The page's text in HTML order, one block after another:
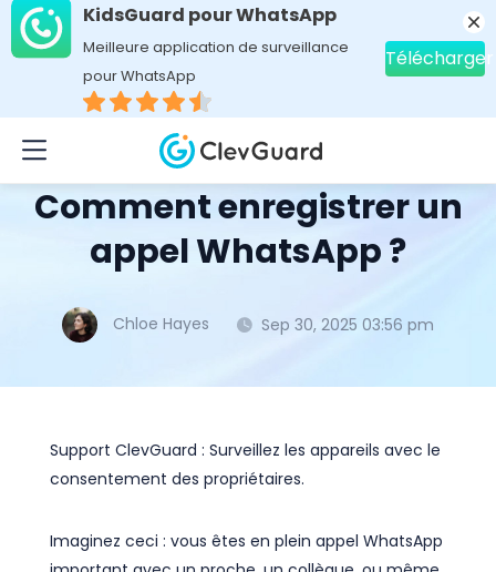
Home Astuces applis sociales
Comment enregistrer un
appel WhatsApp ?
Chloe Hayes Sep 30, 2025 03:56 pm
Support ClevGuard : Surveillez les appareils avec le
consentement des propriétaires.
Imaginez ceci : vous êtes en plein appel WhatsApp
KidsGuard pour WhatsApp
Meilleure application de surveillance
pour WhatsApp
Télécharger